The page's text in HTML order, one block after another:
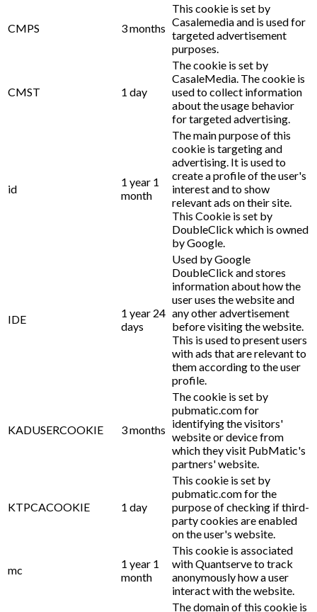
CMPS 3 months
This cookie is set by
Casalemedia and is used for
targeted advertisement
purposes.
CMST 1 day
The cookie is set by
CasaleMedia. The cookie is
used to collect information
about the usage behavior
for targeted advertising.
id
1 year 1
month
The main purpose of this
cookie is targeting and
advertising. It is used to
create a profile of the user's
interest and to show
relevant ads on their site.
This Cookie is set by
DoubleClick which is owned
by Google.
IDE
1 year 24
days
Used by Google
DoubleClick and stores
information about how the
user uses the website and
any other advertisement
before visiting the website.
This is used to present users
with ads that are relevant to
them according to the user
profile.
KADUSERCOOKIE 3 months
The cookie is set by
pubmatic.com for
identifying the visitors'
website or device from
which they visit PubMatic's
partners' website.
KTPCACOOKIE 1 day
This cookie is set by
pubmatic.com for the
purpose of checking if third-
party cookies are enabled
on the user's website.
mc
1 year 1
month
This cookie is associated
with Quantserve to track
anonymously how a user
interact with the website.
The domain of this cookie is